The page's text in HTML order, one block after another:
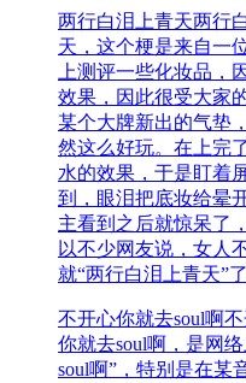
两行白泪上青天两行
天，这个梗是来自一
上测评一些化妆品，
效果，因此很受大家
某个大牌新出的气垫
然这么好玩。在上完
水的效果，于是盯着
到，眼泪把底妆给晕
主看到之后就惊呆了
以不少网友说，女人
就“两行白泪上青天”
不开心你就去soul啊
你就去soul啊，是网
soul啊”，特别是在某